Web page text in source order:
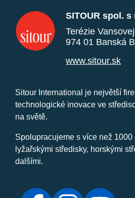
SITOUR spol. s
Terézie
974 01 Banská
www.sitour.sk
Sitour International je největší
technologické inovace ve
na světě.
Spolupracujeme s více než 1000
lyžařskými středisky, horskými
dalšími.